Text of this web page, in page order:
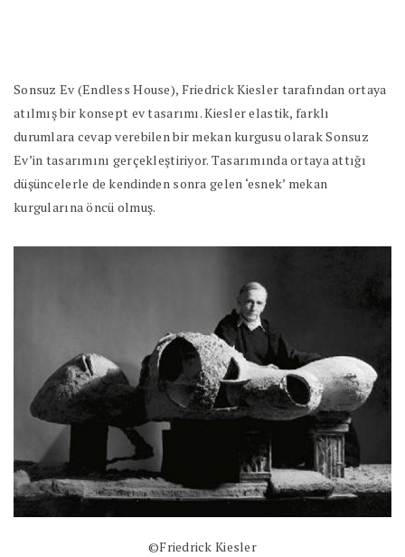
Sonsuz Ev (Endless House), Friedrick Kiesler tarafından ortaya
atılmış bir konsept ev tasarımı. Kiesler elastik, farklı
durumlara cevap verebilen bir mekan kurgusu olarak Sonsuz
Ev’in tasarımını gerçekleştiriyor. Tasarımında ortaya attığı
düşüncelerle de kendinden sonra gelen ‘esnek’ mekan
kurgularına öncü olmuş.
©Friedrick Kiesler